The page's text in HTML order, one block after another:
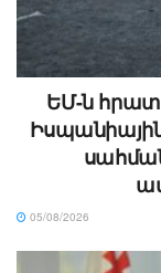
ԵՄ-ն
05/08/2026